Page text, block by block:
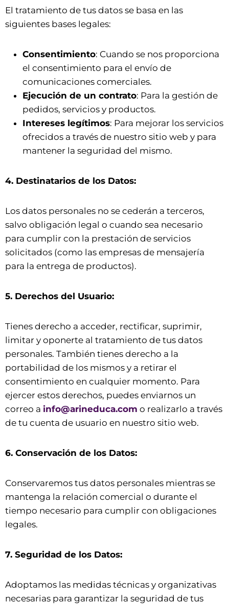
El tratamiento de tus datos se basa en las
siguientes bases legales:
Consentimiento: Cuando se nos proporciona
el consentimiento para el envío de
comunicaciones comerciales.
Ejecución de un contrato: Para la gestión de
pedidos, servicios y productos.
Intereses legítimos: Para mejorar los servicios
ofrecidos a través de nuestro sitio web y para
mantener la seguridad del mismo.
4. Destinatarios de los Datos:
Los datos personales no se cederán a terceros,
salvo obligación legal o cuando sea necesario
para cumplir con la prestación de servicios
solicitados (como las empresas de mensajería
para la entrega de productos).
5. Derechos del Usuario:
Tienes derecho a acceder, rectificar, suprimir,
limitar y oponerte al tratamiento de tus datos
personales. También tienes derecho a la
portabilidad de los mismos y a retirar el
consentimiento en cualquier momento. Para
ejercer estos derechos, puedes enviarnos un
correo a info@arineduca.com o realizarlo a través
de tu cuenta de usuario en nuestro sitio web.
6. Conservación de los Datos:
Conservaremos tus datos personales mientras se
mantenga la relación comercial o durante el
tiempo necesario para cumplir con obligaciones
legales.
7. Seguridad de los Datos:
Adoptamos las medidas técnicas y organizativas
necesarias para garantizar la seguridad de tus